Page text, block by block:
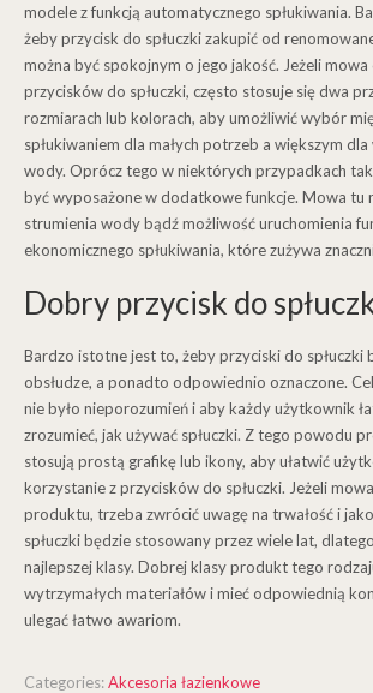
modele z funkcją automatycznego spłukiwania.
żeby przycisk do spłuczki zakupić od
można być spokojnym o jego jakość. Jeżeli
przycisków do spłuczki, często stosuje się dwa
rozmiarach lub kolorach, aby umożliwić wybór
spłukiwaniem dla małych potrzeb a większym
wody. Oprócz tego w niektórych przypadkach
być wyposażone w dodatkowe funkcje. Mowa tu
strumienia wody bądź możliwość uruchomienia
ekonomicznego spłukiwania, które zużywa
Dobry przycisk do
Bardzo istotne jest to, żeby przyciski do spłuczki
obsłudze, a ponadto odpowiednio oznaczone.
nie było nieporozumień i aby każdy użytkownik
zrozumieć, jak używać spłuczki. Z tego powodu
stosują prostą grafikę lub ikony, aby ułatwić
korzystanie z przycisków do spłuczki. Jeżeli
produktu, trzeba zwrócić uwagę na trwałość i
spłuczki będzie stosowany przez wiele lat,
najlepszej klasy. Dobrej klasy produkt tego
wytrzymałych materiałów i mieć odpowiednią
ulegać łatwo awariom.
Categories:Akcesoria łazienkowe